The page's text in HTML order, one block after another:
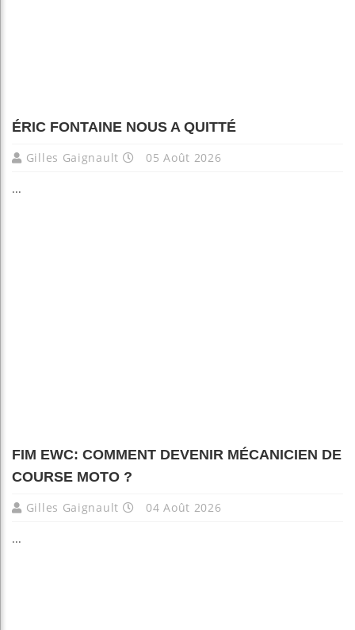
ÉRIC FONTAINE NOUS A QUITTÉ
Gilles Gaignault 05 Août 2026
...
FIM EWC: COMMENT DEVENIR MÉCANICIEN DE
COURSE MOTO ?
Gilles Gaignault 04 Août 2026
...